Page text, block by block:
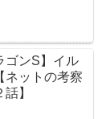
井優】
ゴンS】イル
ネットの考察
】